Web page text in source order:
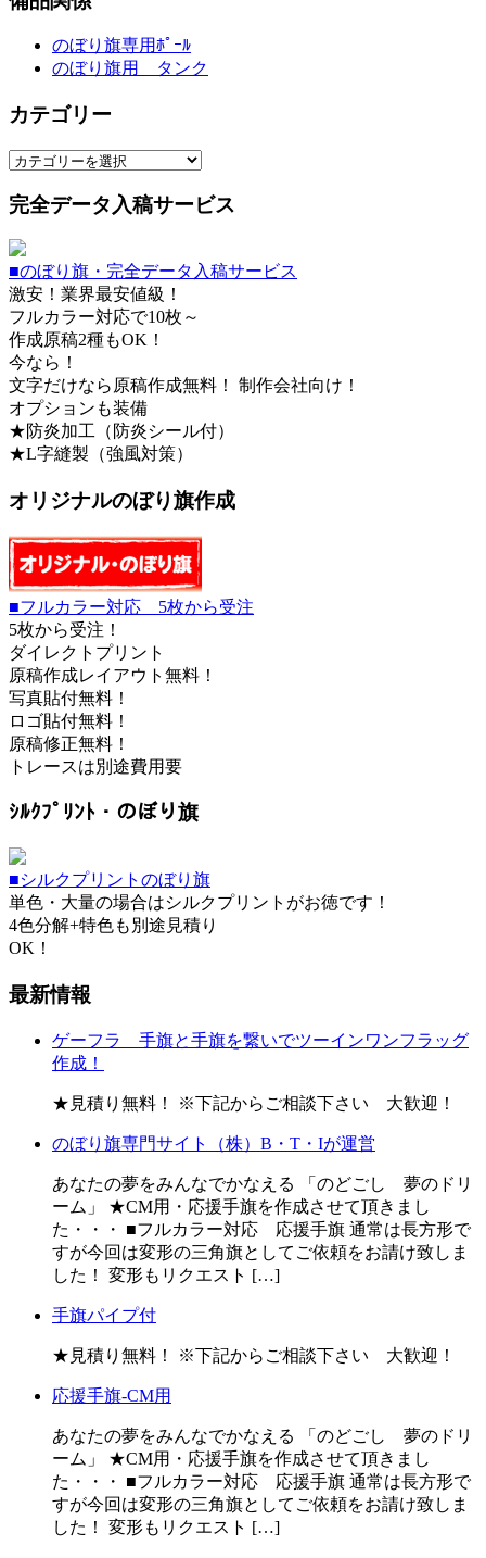
のぼり旗専用ﾎﾟｰﾙ
のぼり旗用 タンク
カテゴリー
カ
ゴ
ー
完全データ入稿サービス
■のぼり旗・完全データ入稿サービス
激安！業界最安値級！
フルカラー対応で10枚～
作成原稿2種もOK！
今なら！
文字だけなら原稿作成無料！ 制作会社向け！
オプションも装備
★防炎加工（防炎シール付）
★L字縫製（強風対策）
オリジナルのぼり旗作成
■フルカラー対応 5枚から受注
5枚から受注！
ダイレクトプリント
原稿作成レイアウト無料！
写真貼付無料！
ロゴ貼付無料！
原稿修正無料！
トレースは別途費用要
ｼﾙｸﾌﾟﾘﾝﾄ・のぼり旗
■シルクプリントのぼり旗
単色・大量の場合はシルクプリントがお徳です！
4色分解+特色も別途見積り
OK！
最新情報
ゲーフラ 手旗と手旗を繋いでツーインワンフラッグ
作成！
★見積り無料！ ※下記からご相談下さい 大歓迎！
のぼり旗専門サイト（株）B・T・Iが運営
あなたの夢をみんなでかなえる 「のどごし 夢のドリ
ーム」 ★CM用・応援手旗を作成させて頂きまし
た・・・ ■フルカラー対応 応援手旗 通常は長方形で
すが今回は変形の三角旗としてご依頼をお請け致しま
した！ 変形もリクエスト […]
手旗パイプ付
★見積り無料！ ※下記からご相談下さい 大歓迎！
応援手旗-CM用
あなたの夢をみんなでかなえる 「のどごし 夢のドリ
ーム」 ★CM用・応援手旗を作成させて頂きまし
た・・・ ■フルカラー対応 応援手旗 通常は長方形で
すが今回は変形の三角旗としてご依頼をお請け致しま
した！ 変形もリクエスト […]